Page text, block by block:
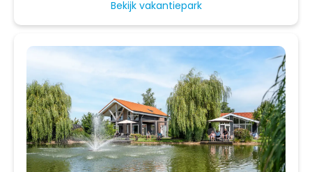
Bekijk vakantiepark